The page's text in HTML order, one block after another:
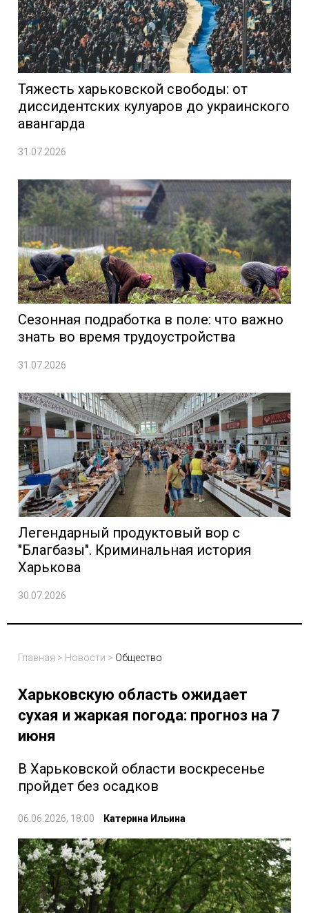
Тяжесть харьковской свободы: от
диссидентских кулуаров до украинского
авангарда
31.07.2026
Сезонная подработка в поле: что важно
знать во время трудоустройства
31.07.2026
Легендарный продуктовый вор с
"Благбазы". Криминальная история
Харькова
30.07.2026
Главная > Новости > Общество
Харьковскую область ожидает
сухая и жаркая погода: прогноз на 7
июня
В Харьковской области воскресенье
пройдет без осадков
06.06.2026, 18:00 Катерина Ильина